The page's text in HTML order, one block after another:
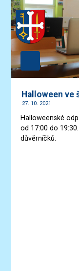
Halloween ve
27. 10. 2021
Halloweenské
od 17:00 do
důvěrníčků.